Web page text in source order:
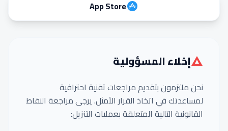
App Store
إخلاء المسؤولية
نحن ملتزمون بتقديم مراجعات تقنية احترافية
لمساعدتك في اتخاذ القرار الأمثل. يرجى مراجعة النقاط
القانونية التالية المتعلقة بعمليات التنزيل: